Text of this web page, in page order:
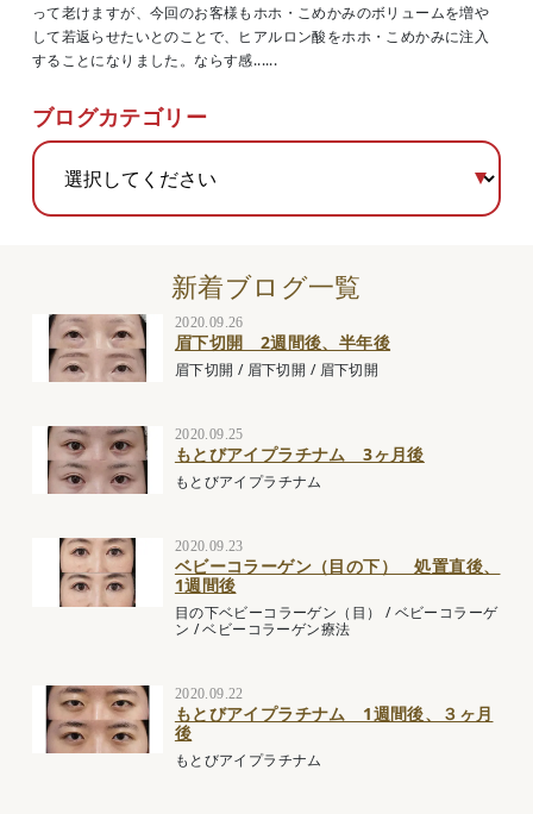
って老けますが、今回のお客様もホホ・こめかみのボリュームを増や
して若返らせたいとのことで、ヒアルロン酸をホホ・こめかみに注入
することになりました。ならす感......
ブログカテゴリー
新着ブログ一覧
2020.09.26
眉下切開 2週間後、半年後
眉下切開 / 眉下切開 / 眉下切開
2020.09.25
もとびアイプラチナム 3ヶ月後
もとびアイプラチナム
2020.09.23
ベビーコラーゲン（目の下） 処置直後、
1週間後
目の下ベビーコラーゲン（目） /ベビーコラーゲ
ン /ベビーコラーゲン療法
2020.09.22
もとびアイプラチナム 1週間後、３ヶ月
後
もとびアイプラチナム